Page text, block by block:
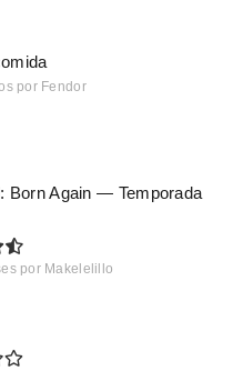
por Fendor
Born Again — Temporada
por Makelelillo